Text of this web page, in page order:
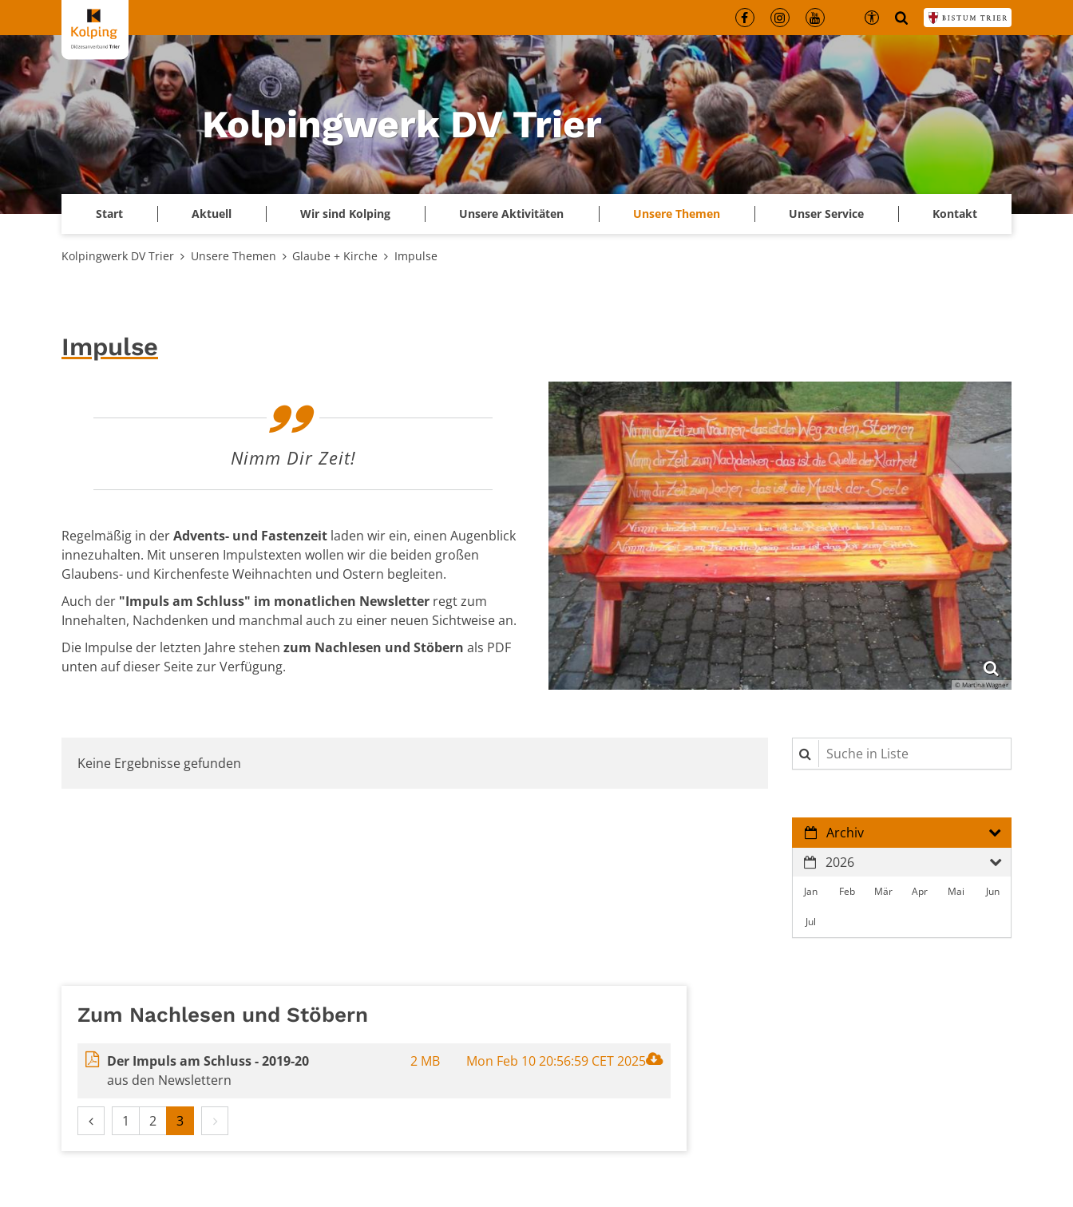
Zum Inhalt springen
Kolpingwerk DV Trier
Start Aktuell Wir sind Kolping Unsere Aktivitäten Unsere Themen Unser Service Kontakt
Kolpingwerk DV Trier Unsere Themen Glaube + Kirche Impulse
Impulse
Nimm Dir Zeit!
Regelmäßig in derAdvents- und Fastenzeit laden wir ein, einen Augenblick
innezuhalten. Mit unseren Impulstexten wollen wir die beiden großen
Glaubens- und Kirchenfeste Weihnachten und Ostern begleiten.
Auch der "Impuls am Schluss" im monatlichen Newsletter regtzum
Innehalten, Nachdenken und manchmal auch zu einer neuen Sichtweise an.
Die Impulse der letzten Jahre stehen zum Nachlesen und Stöbern als PDF
unten auf dieser Seite zur Verfügung.
© Martina Wagner
Keine Ergebnisse gefunden
Suche in Liste
Archiv
2026
Jan Feb Mär Apr Mai Jun
Jul
Zum Nachlesen und Stöbern
Der Impuls am Schluss - 2019-20
aus den Newslettern
2 MB Mon Feb 10 20:56:59 CET 2025
Vorherige Seite
1 2 3 Nächste Seite